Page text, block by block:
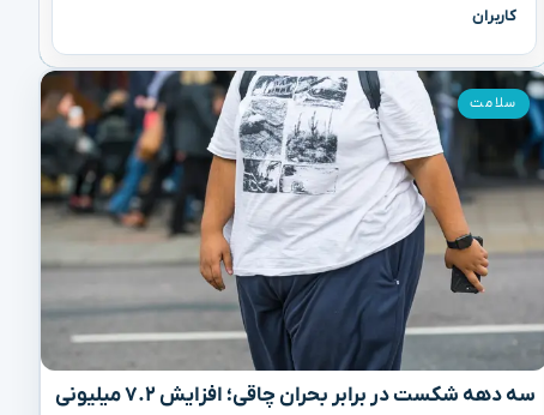
کاربران
سه دهه شکست در برابر بحران چاقی؛ افزایش ۷.۲ میلیونی
سلامت